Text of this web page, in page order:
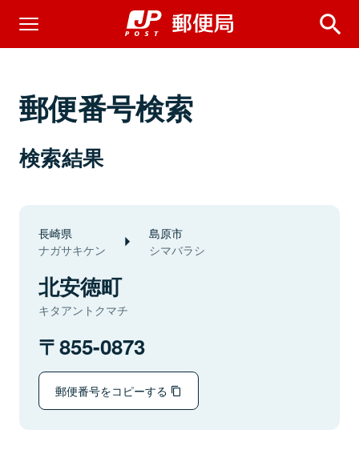
郵便番号検索
検索結果
長崎県
ナガサキケン
島原市
シマバラシ
北安徳町
キタアントクマチ
855-0873
郵便番号をコピーする